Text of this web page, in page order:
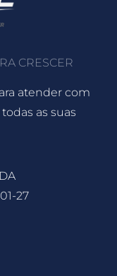
CRESCER
atender com
as suas
27